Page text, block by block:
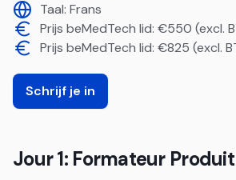
Taal:Frans
Prijs beMedTech lid: €550 (excl.
Prijs beMedTech lid: €825 (excl.
Schrijf je in
Jour 1: Formateur Produit